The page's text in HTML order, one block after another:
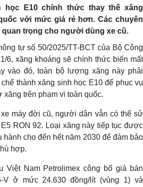
học E10 chính thức thay thế xăng
với mức giá rẻ hơn. Các chuyên
trọng cho người dùng xe cũ.
tư số 50/2025/TT-BCT của Bộ Công
6, xăng khoáng sẽ chính thức biến mất
vào đó, toàn bộ lượng xăng này phải
thành xăng sinh học E10 để phục vụ
xăng trên phạm vi toàn quốc.
máy đời cũ, người dân vẫn có thể sử
RON 92. Loại xăng này tiếp tục được
hành cho đến hết năm 2030 để đảm bảo
hợp.
Việt Nam Petrolimex công bố giá bán
V ở mức 24.630 đồng/lít (vùng 1) và